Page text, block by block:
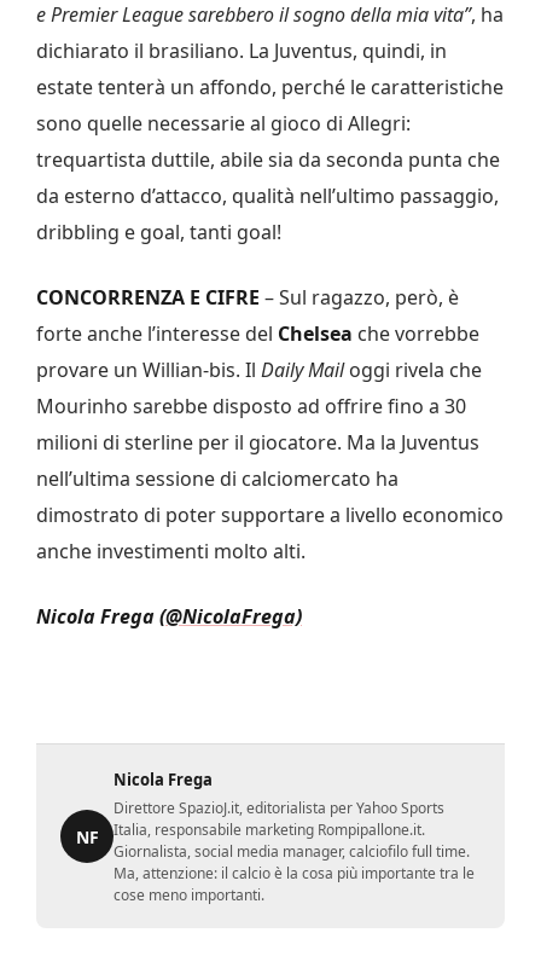
e Premier League sarebbero il sogno della mia vita”, ha
dichiarato il brasiliano. La Juventus, quindi, in
estate tenterà un affondo, perché le caratteristiche
sono quelle necessarie al gioco di Allegri:
trequartista duttile, abile sia da seconda punta che
da esterno d’attacco, qualità nell’ultimo passaggio,
dribbling e goal, tanti goal!
CONCORRENZA E CIFRE – Sul ragazzo, però, è
forte anche l’interesse del Chelsea che vorrebbe
provare un Willian-bis. Il Daily Mailoggi rivela che
Mourinho sarebbe disposto ad offrire fino a 30
milioni di sterline per il giocatore. Ma la Juventus
nell’ultima sessione di calciomercato ha
dimostrato di poter supportare a livello economico
anche investimenti molto alti.
Nicola Frega(@NicolaFrega)
NF
Nicola Frega
Direttore SpazioJ.it, editorialista per Yahoo Sports
Italia, responsabile marketing Rompipallone.it.
Giornalista, social media manager, calciofilo full time.
Ma, attenzione: il calcio è la cosa più importante tra le
cose meno importanti.